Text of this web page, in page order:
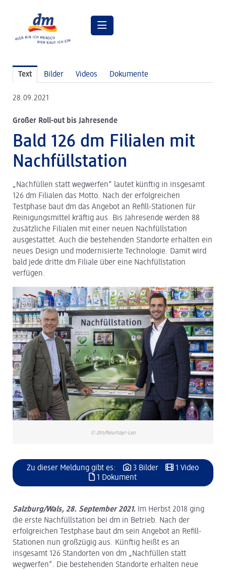
Pressebilder
dm Geschäftsführung
dm Markt
dm friseurstudio
dm kosmetikstudio
Verantwortung
Lehre bei dm
Arbeiten bei dm
dm Online Shop
PAYBACK
Über dm
Pressekontakt
ACTIVE BEAUTY
Text Bilder Videos Dokumente
28.09.2021
Großer Roll-out bis Jahresende
Bald 126 dm Filialen mit
Nachfüllstation
„Nachfüllen statt wegwerfen“ lautet künftig in insgesamt
126 dm Filialen das Motto. Nach der erfolgreichen
Testphase baut dm das Angebot an Refill-Stationen für
Reinigungsmittel kräftig aus. Bis Jahresende werden 88
zusätzliche Filialen mit einer neuen Nachfüllstation
ausgestattet. Auch die bestehenden Standorte erhalten ein
neues Design und modernisierte Technologie. Damit wird
bald jede dritte dm Filiale über eine Nachfüllstation
verfügen.
© dm/Neumayr-Leo
Zu dieser Meldung gibt es: 3 Bilder
1 Video
1 Dokument
Salzburg/Wals, 28. September 2021. Im Herbst 2018 ging
die erste Nachfüllstation bei dm in Betrieb. Nach der
erfolgreichen Testphase baut dm sein Angebot an Refill-
Stationen nun großzügig aus. Künftig heißt es an
insgesamt 126 Standorten von dm „Nachfüllen statt
wegwerfen“. Die bestehenden Standorte erhalten neue